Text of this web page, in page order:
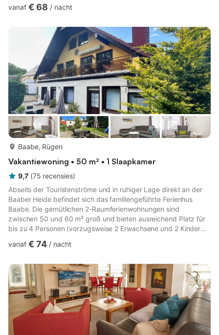
Anlage bietet einen herrlichen Wellnessbereich mit Biosauna,
große Außenterrasse lädt mit ihren zahlreichen Sonnenliegen
zum Verweilen und Entspannen ein. Ein professionelles
Rezeptions...
vanaf € 68 / nacht
Baabe, Rügen
Vakantiewoning • 50 m² • 1 Slaapkamer
9,7 (75 recensies)
Abseits der Touristenströme und in ruhiger Lage direkt an der
Baaber Heide befindet sich das familiengeführte Ferienhus
Baabe. Die gemütlichen 2-Raumferienwohnungen sind
zwischen 50 und 60 m² groß und bieten ausreichend Platz für
bis zu 4 Personen (vorzugsweise 2 Erwachsene und 2 Kinder
Spielturm und ein Trampolin bereit. Hier wird ENTSPANNUNG
kühlende Ostsee sind nur einige Gehminuten vom Ferienhus
Baabe entfernt und ganz bequem zu Fuß erreichbar. Hier kann
man sich zwischen Textil-...
vanaf € 74 / nacht